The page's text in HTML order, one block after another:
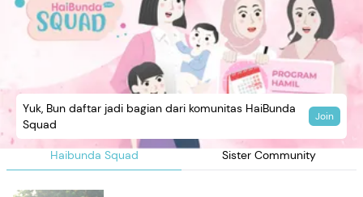
Haibunda Squad Sister Community
Yuk, Bun daftar jadi bagian dari komunitas HaiBunda
Squad
Join